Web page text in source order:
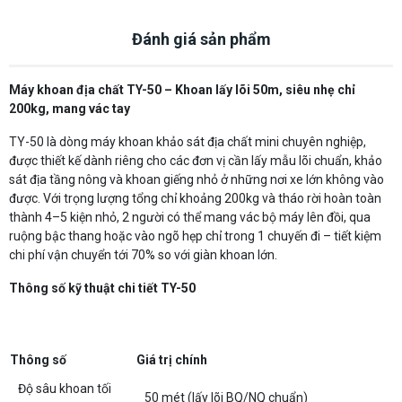
Đánh giá sản phẩm
Máy khoan địa chất TY-50 – Khoan lấy lõi 50m, siêu nhẹ chỉ
200kg, mang vác tay
TY-50 là dòng máy khoan khảo sát địa chất mini chuyên nghiệp,
được thiết kế dành riêng cho các đơn vị cần lấy mẫu lõi chuẩn, khảo
sát địa tầng nông và khoan giếng nhỏ ở những nơi xe lớn không vào
được. Với trọng lượng tổng chỉ khoảng 200kg và tháo rời hoàn toàn
thành 4–5 kiện nhỏ, 2 người có thể mang vác bộ máy lên đồi, qua
ruộng bậc thang hoặc vào ngõ hẹp chỉ trong 1 chuyến đi – tiết kiệm
chi phí vận chuyển tới 70% so với giàn khoan lớn.
Thông số kỹ thuật chi tiết TY-50
Thông số
Giá trị chính
Độ sâu khoan tối
50 mét (lấy lõi BQ/NQ chuẩn)